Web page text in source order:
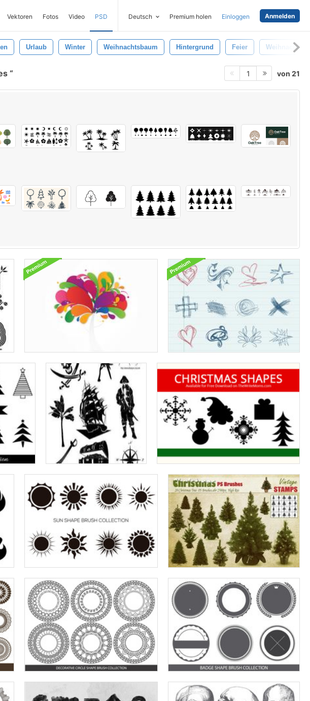
Vektoren Fotos Video PSD Deutsch Premium holen Einloggen Anmelden
Urlaub Winter Weihnachtsbaum Hintergrund Feier
1 von 21